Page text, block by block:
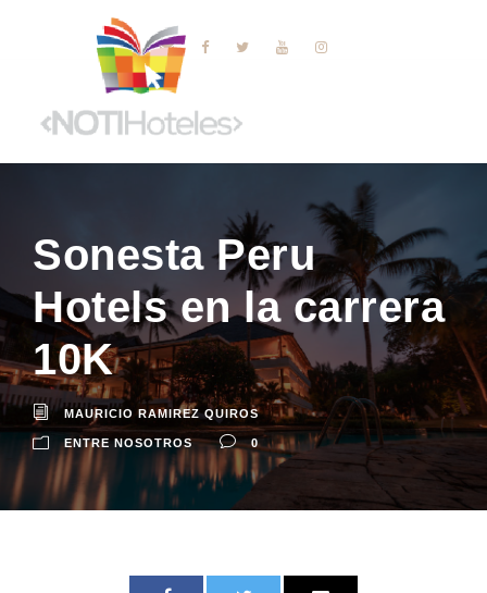
Sonesta Peru
Hotels en la carrera
10K
MAURICIO RAMIREZ QUIROS
ENTRE NOSOTROS 0